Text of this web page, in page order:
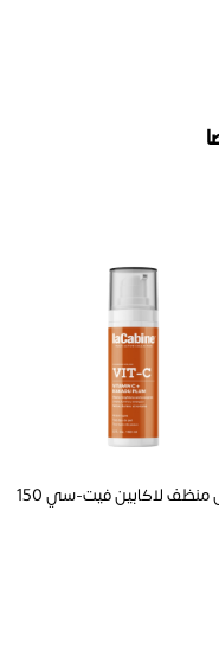
موس منظف لاكابين فيت-سي 150